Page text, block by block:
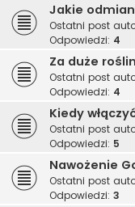
Jakie
Ostatni post
Odpowiedzi: 4
Za duże
Ostatni post
Odpowiedzi: 4
Kiedy
Ostatni post
Odpowiedzi: 5
Nawożenie
Ostatni post
Odpowiedzi: 3